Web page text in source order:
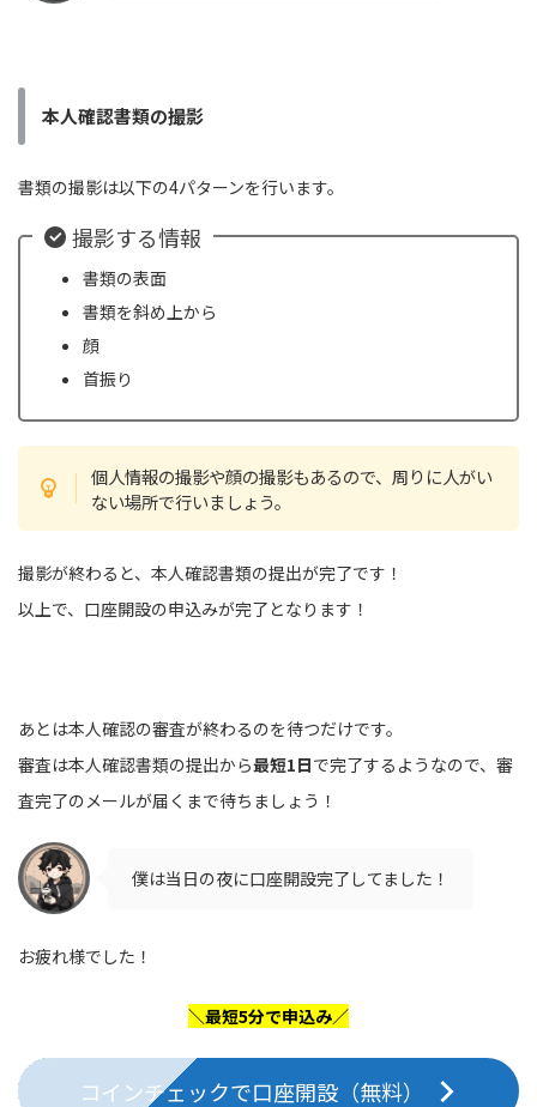
本人確認書類の撮影
書類の撮影は以下の4パターンを行います。
撮影する情報
書類の表面
書類を斜め上から
顔
首振り
個人情報の撮影や顔の撮影もあるので、周りに人がい
ない場所で行いましょう。
撮影が終わると、本人確認書類の提出が完了です！
以上で、口座開設の申込みが完了となります！
あとは本人確認の審査が終わるのを待つだけです。
審査は本人確認書類の提出から最短1日で完了するようなので、審
査完了のメールが届くまで待ちましょう！
僕は当日の夜に口座開設完了してました！
お疲れ様でした！
＼最短5分で申込み／
コインチェックで口座開設（無料）